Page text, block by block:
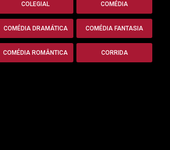
COLEGIAL COMÉDIA
COMÉDIA DRAMÁTICA COMÉDIA FANTASIA
COMÉDIA ROMÂNTICA CORRIDA